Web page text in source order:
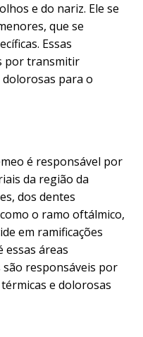
e do nariz. Ele se
que se
Essas
por transmitir
para o
é responsável por
da região da
dos dentes
o ramo oftálmico,
em ramificações
essas áreas
são responsáveis por
e dolorosas